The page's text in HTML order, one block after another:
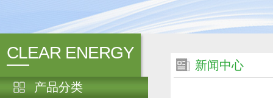
CLEAR ENERGY
产品分类
新闻中心